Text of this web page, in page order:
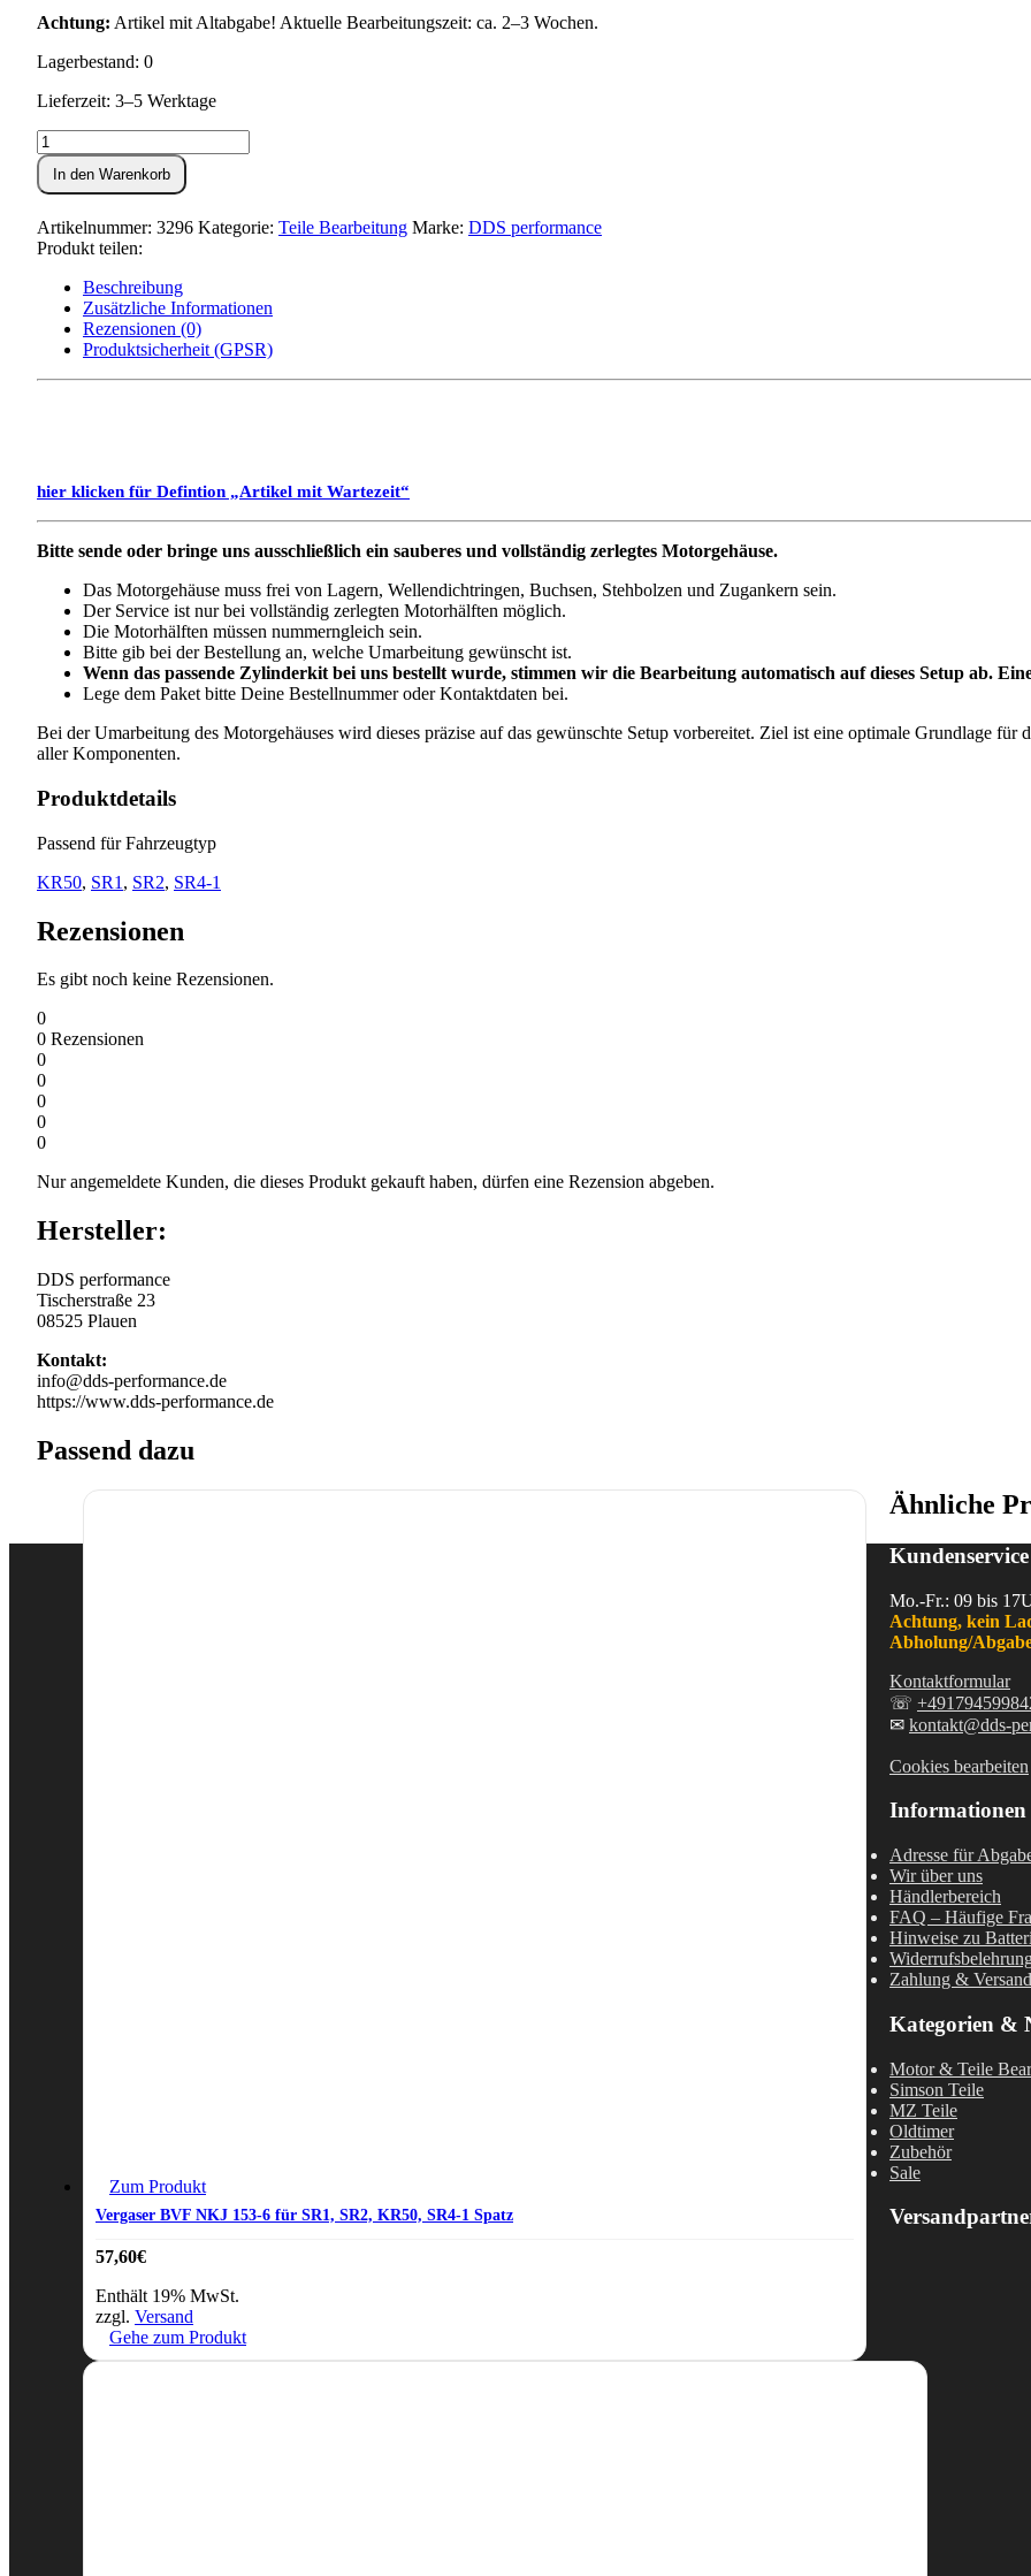
Achtung: Artikel mit Altabgabe! Aktuelle Bearbeitungszeit: ca. 2–3 Wochen.
Lagerbestand: 0
Lieferzeit: 3–5 Werktage
Motorgehäuse
umarbeiten
SR1,
SR2,
SR4-
1
KR50
Menge
In den Warenkorb
Artikelnummer: 3296 Kategorie: Teile Bearbeitung Marke: DDS performance
Produkt teilen:
Beschreibung
Zusätzliche Informationen
Rezensionen (0)
Produktsicherheit (GPSR)
hier klicken für Defintion „Artikel mit Wartezeit“
Bitte sende oder bringe uns ausschließlich ein sauberes und vollständig zerlegtes Motorgehäuse.
Das Motorgehäuse muss frei von Lagern, Wellendichtringen, Buchsen, Stehbolzen und Zugankern sein.
Der Service ist nur bei vollständig zerlegten Motorhälften möglich.
Die Motorhälften müssen nummerngleich sein.
Bitte gib bei der Bestellung an, welche Umarbeitung gewünscht ist.
Wenn das passende Zylinderkit bei uns bestellt wurde, stimmen wir die Bearbeitung automatisch auf dieses Setup ab.
Lege dem Paket bitte Deine Bestellnummer oder Kontaktdaten bei.
Bei der Umarbeitung des Motorgehäuses wird dieses präzise auf das gewünschte Setup vorbereitet. Ziel ist eine optimale Grundlage für
aller Komponenten.
Produktdetails
Passend für Fahrzeugtyp
KR50, SR1 , SR2, SR4-1
Rezensionen
Es gibt noch keine Rezensionen.
0
0 Rezensionen
0
0
0
0
0
Nur angemeldete Kunden, die dieses Produkt gekauft haben, dürfen eine Rezension abgeben.
Hersteller:
DDS performance
Tischerstraße 23
08525 Plauen
Kontakt:
info@dds-performance.de
https://www.dds-performance.de
Passend dazu
Zum Produkt
Vergaser BVF NKJ 153-6 für SR1, SR2, KR50, SR4-1 Spatz
57,60€
Enthält 19% MwSt.
zzgl. Versand
Gehe zum Produkt
Ähnliche
Kundenservice
Mo.-Fr.: 09 bis
Achtung, kein
Abholung/
Kontaktformular
☏
✉ kontakt@dds-
Cookies bearbeiten
Informationen
Adresse für
Wir über uns
Händlerbereich
FAQ – Häufige
Hinweise zu
Zahlung & Versand
Kategorien &
Motor & Teile
Simson Teile
MZ Teile
Oldtimer
Zubehör
Sale